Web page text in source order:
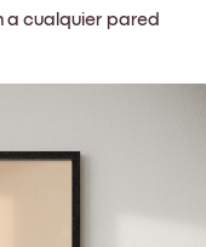
a cualquier pared